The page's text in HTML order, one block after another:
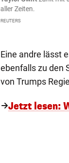
aller Zeiten.
REUTERS
Eine andre lässt
ebenfalls zu den
von Trumps
Jetzt lesen: